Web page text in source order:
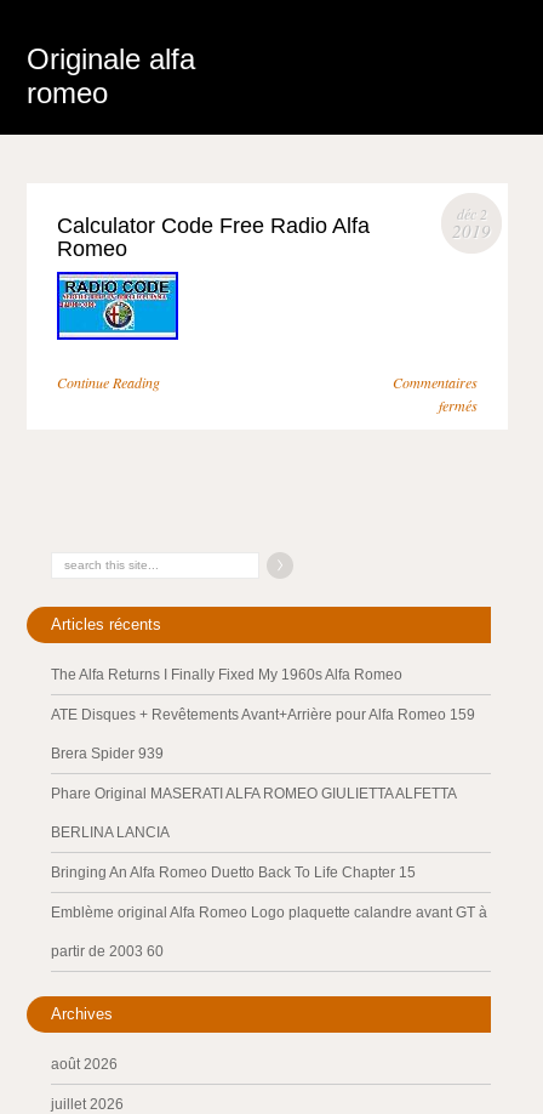
Originale alfa
romeo
déc 2
2019
Calculator Code Free Radio Alfa
Romeo
Continue Reading
Commentaires
fermés
Articles récents
The Alfa Returns I Finally Fixed My 1960s Alfa Romeo
ATE Disques + Revêtements Avant+Arrière pour Alfa Romeo 159
Brera Spider 939
Phare Original MASERATI ALFA ROMEO GIULIETTA ALFETTA
BERLINA LANCIA
Bringing An Alfa Romeo Duetto Back To Life Chapter 15
Emblème original Alfa Romeo Logo plaquette calandre avant GT à
partir de 2003 60
Archives
août 2026
juillet 2026